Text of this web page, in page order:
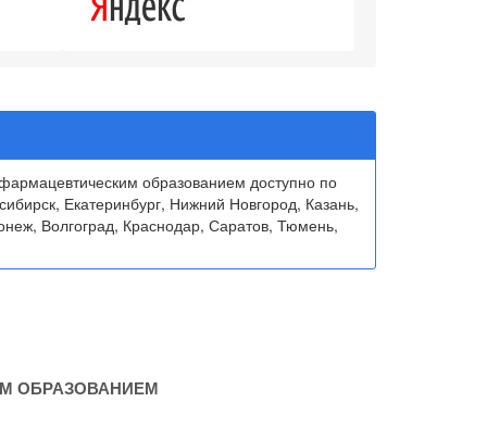
образованием доступно по
Екатеринбург, Нижний Новгород, Казань,
Волгоград, Краснодар, Саратов, Тюмень,
ОБРАЗОВАНИЕМ